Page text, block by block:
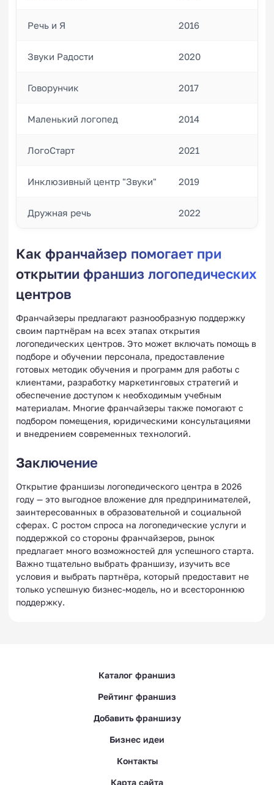
Речь и Я 2016
Звуки Радости 2020
Говорунчик 2017
Маленький логопед 2014
ЛогоСтарт 2021
Инклюзивный центр "Звуки" 2019
Дружная речь 2022
Как франчайзер помогает при
открытии франшиз логопедических
центров
Франчайзеры предлагают разнообразную поддержку
своим партнёрам на всех этапах открытия
логопедических центров. Это может включать помощь в
подборе и обучении персонала, предоставление
готовых методик обучения и программ для работы с
клиентами, разработку маркетинговых стратегий и
обеспечение доступом к необходимым учебным
материалам. Многие франчайзеры также помогают с
подбором помещения, юридическими консультациями
и внедрением современных технологий.
Заключение
Открытие франшизы логопедического центра в 2026
году — это выгодное вложение для предпринимателей,
заинтересованных в образовательной и социальной
сферах. С ростом спроса на логопедические услуги и
поддержкой со стороны франчайзеров, рынок
предлагает много возможностей для успешного старта.
Важно тщательно выбрать франшизу, изучить все
условия и выбрать партнёра, который предоставит не
только успешную бизнес-модель, но и всестороннюю
поддержку.
Каталог франшиз
Рейтинг франшиз
Добавить франшизу
Бизнес идеи
Контакты
Карта сайта